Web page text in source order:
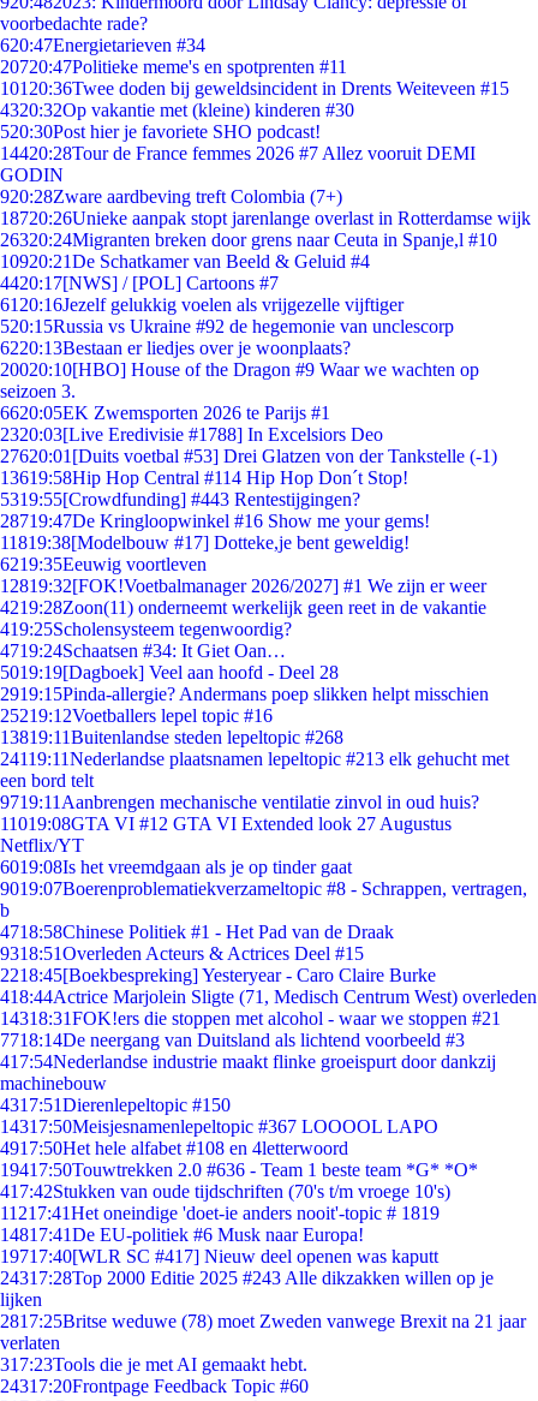
voorbedachte rade?
620:47Energietarieven #34
20720:47Politieke meme's en spotprenten #11
101 20:36Twee doden bij geweldsincident in Drents Weiteveen #15
4320:32Op vakantie met (kleine) kinderen #30
520:30Post hier je favoriete SHO podcast!
14420:28Tour de France femmes 2026 #7 Allez vooruit DEMI
GODIN
920:28Zware aardbeving treft Colombia (7+)
18720:26Unieke aanpak stopt jarenlange overlast in Rotterdamse wijk
26320:24Migranten breken door grens naar Ceuta in Spanje,l #10
10920:21De Schatkamer van Beeld & Geluid #4
4420:17[NWS] / [POL] Cartoons #7
61 20:16Jezelf gelukkig voelen als vrijgezelle vijftiger
520:15Russia vs Ukraine #92 de hegemonie van unclescorp
6220:13Bestaan er liedjes over je woonplaats?
20020:10[HBO] House of the Dragon #9 Waar we wachten op
seizoen 3.
6620:05EK Zwemsporten 2026 te Parijs #1
2320:03[Live Eredivisie #1788] In Excelsiors Deo
27620:01 [Duits voetbal #53] Drei Glatzen von der Tankstelle (-1)
13619:58Hip Hop Central #114 Hip Hop Don´t Stop!
5319:55[Crowdfunding] #443 Rentestijgingen?
28719:47De Kringloopwinkel #16 Show me your gems!
11819:38[Modelbouw #17] Dotteke,je bent geweldig!
6219:35Eeuwig voortleven
12819:32[FOK!Voetbalmanager 2026/2027] #1 We zijn er weer
4219:28Zoon(11) onderneemt werkelijk geen reet in de vakantie
419:25Scholensysteem tegenwoordig?
4719:24Schaatsen #34: It Giet Oan…
5019:19[Dagboek] Veel aan hoofd - Deel 28
2919:15Pinda-allergie? Andermans poep slikken helpt misschien
25219:12Voetballers lepel topic #16
13819:11Buitenlandse steden lepeltopic #268
24119:11Nederlandse plaatsnamen lepeltopic #213 elk gehucht met
een bord telt
9719:11 Aanbrengen mechanische ventilatie zinvol in oud huis?
11019:08GTA VI #12 GTA VI Extended look 27 Augustus
Netflix/YT
6019:08Is het vreemdgaan als je op tinder gaat
9019:07Boerenproblematiekverzameltopic #8 - Schrappen, vertragen,
b
4718:58Chinese Politiek #1 - Het Pad van de Draak
9318:51Overleden Acteurs & Actrices Deel #15
2218:45[Boekbespreking] Yesteryear - Caro Claire Burke
418:44Actrice Marjolein Sligte (71, Medisch Centrum West) overleden
14318:31FOK!ers die stoppen met alcohol - waar we stoppen #21
7718:14De neergang van Duitsland als lichtend voorbeeld #3
417:54Nederlandse industrie maakt flinke groeispurt door dankzij
machinebouw
4317:51Dierenlepeltopic #150
14317:50Meisjesnamenlepeltopic #367 LOOOOL LAPO
4917:50Het hele alfabet #108 en 4letterwoord
19417:50Touwtrekken 2.0 #636 - Team 1 beste team *G* *O*
417:42Stukken van oude tijdschriften (70's t/m vroege 10's)
11217:41Het oneindige 'doet-ie anders nooit'-topic # 1819
14817:41De EU-politiek #6 Musk naar Europa!
19717:40[WLR SC #417] Nieuw deel openen was kaputt
24317:28Top 2000 Editie 2025 #243 Alle dikzakken willen op je
lijken
2817:25Britse weduwe (78) moet Zweden vanwege Brexit na 21 jaar
verlaten
317:23Tools die je met AI gemaakt hebt.
24317:20Frontpage Feedback Topic #60